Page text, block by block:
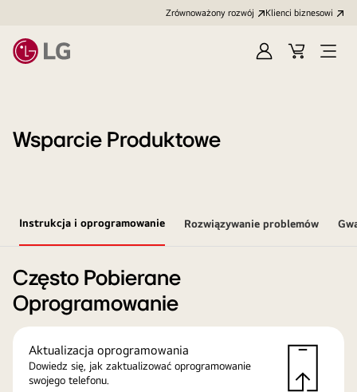
Zrównoważony rozwój Klienci biznesowi
ZalogujKoszyk
Wsparcie Produktowe
Instrukcja i oprogramowanie Rozwiązywanie problemów
Często Pobierane
Oprogramowanie
Aktualizacja oprogramowania
Dowiedz się, jak zaktualizować oprogramowanie
swojego telefonu.